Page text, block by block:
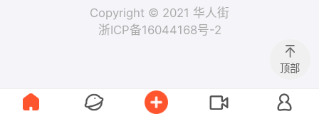
Copyright © 2021 华人街
浙ICP备16044168号-2
顶部